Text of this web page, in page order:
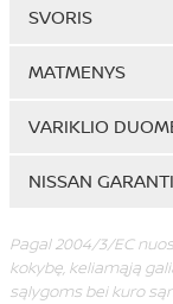
SVORIS
MATMENYS
VARIKLIO
NISSAN
Pagal 2004/3/EC
kokybę, keliamąją
sąlygoms bei kuro